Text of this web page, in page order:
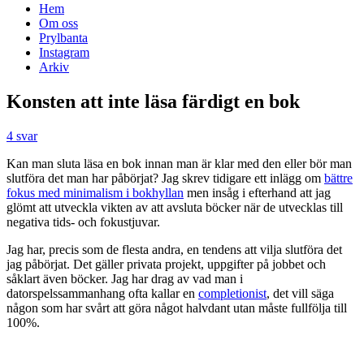
Hem
Om oss
Prylbanta
Instagram
Arkiv
Konsten att inte läsa färdigt en bok
4 svar
Kan man sluta läsa en bok innan man är klar med den eller bör man
slutföra det man har påbörjat? Jag skrev tidigare ett inlägg om bättre
fokus med minimalism i bokhyllan men insåg i efterhand att jag
glömt att utveckla vikten av att avsluta böcker när de utvecklas till
negativa tids- och fokustjuvar.
Jag har, precis som de flesta andra, en tendens att vilja slutföra det
jag påbörjat. Det gäller privata projekt, uppgifter på jobbet och
såklart även böcker. Jag har drag av vad man i
datorspelssammanhang ofta kallar en completionist, det vill säga
någon som har svårt att göra något halvdant utan måste fullfölja till
100%.